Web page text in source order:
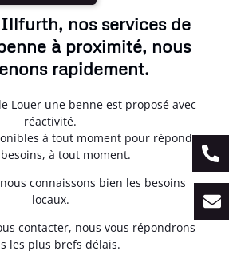
nos services de
à proximité, nous
rapidement.
Louer une benne est proposé avec
réactivité.
à tout moment pour répondre
à tout moment.
connaissons bien les besoins
locaux.
contacter, nous vous répondrons
les plus brefs délais.